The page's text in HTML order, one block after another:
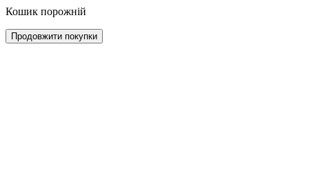
Кошик порожній
Продовжити покупки